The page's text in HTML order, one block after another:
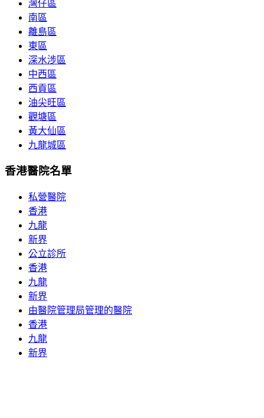
灣仔區
南區
離島區
東區
深水涉區
中西區
西貢區
油尖旺區
觀塘區
黃大仙區
九龍城區
香港醫院名單
私營醫院
香港
九龍
新界
公立診所
香港
九龍
新界
由醫院管理局管理的醫院
香港
九龍
新界